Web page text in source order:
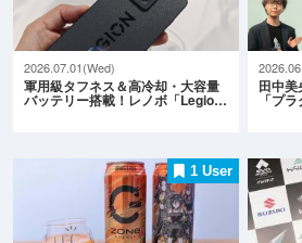
2026.07.01(Wed)
軍用級タフネス＆高冷却・大容量
バッテリー搭載！レノボ「Legio…
田中
「プ
1 User